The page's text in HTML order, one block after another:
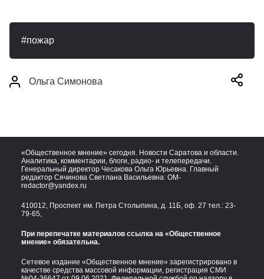
пожар
Ольга Симонова
«Общественное мнение» сегодня. Новости Саратова и области.
Аналитика, комментарии, блоги, радио- и телепередачи.
Генеральный директор Чесакова Ольга Юрьевна. Главный
редактор Сячинова Светлана Васильевна: OM-
redactor@yandex.ru
410012, Проспект им. Петра Столыпина, д. 11Б, оф. 27 тел.: 23-
79-65,
При перепечатке материалов ссылка на «Общественное
мнение» обязательна.
Сетевое издание «Общественное мнение» зарегистрировано в
качестве средства массовой информации, регистрация СМИ